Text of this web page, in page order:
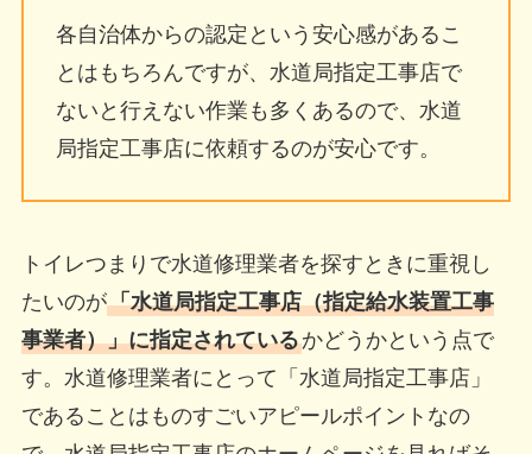
各自治体からの認定という安心感があるこ
とはもちろんですが、水道局指定工事店で
ないと行えない作業も多くあるので、水道
局指定工事店に依頼するのが安心です。
トイレつまりで水道修理業者を探すときに重視し
たいのが「水道局指定工事店（指定給水装置工事
事業者）」に指定されているかどうかという点で
す。水道修理業者にとって「水道局指定工事店」
であることはものすごいアピールポイントなの